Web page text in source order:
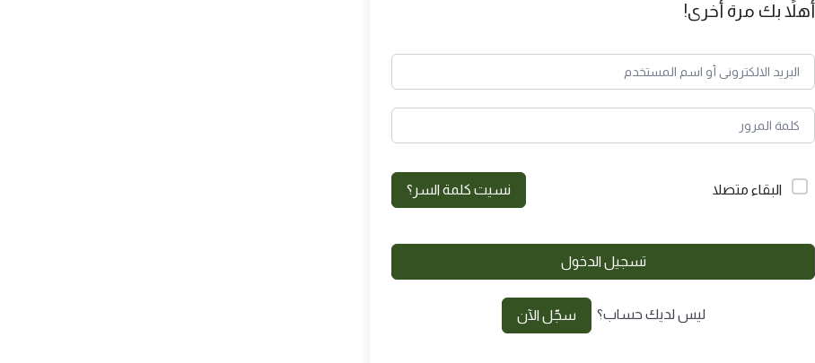
أهلاً بك مرة أخرى!
البقاء متصلا نسيت كلمة السر؟
تسجيل الدخول
ليس لديك حساب؟ سجّل الآن